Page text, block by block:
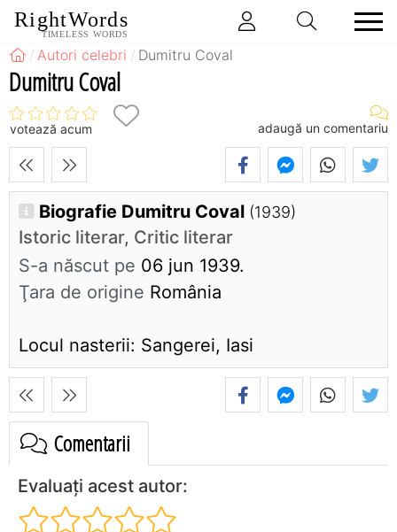
RightWords
TIMELESS WORDS
Autori celebri Dumitru Coval
Dumitru Coval
votează acum adaugă un comentariu
Biografie Dumitru Coval (1939)
Istoric literar, Critic literar
S-a născut pe 06 jun 1939.
Ţara de origine România
Locul nasterii: Sangerei, Iasi
Comentarii
Evaluați acest autor: